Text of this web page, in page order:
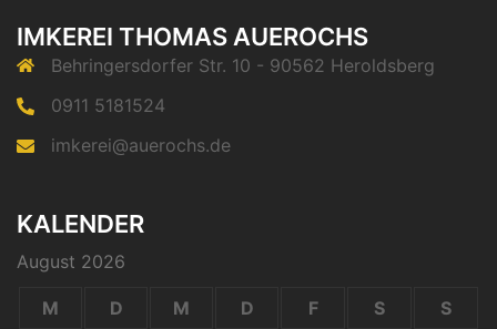
IMKEREI THOMAS AUEROCHS
Behringersdorfer Str. 10 - 90562 Heroldsberg
0911 5181524
imkerei@auerochs.de
KALENDER
August 2026
M D M D F S
S